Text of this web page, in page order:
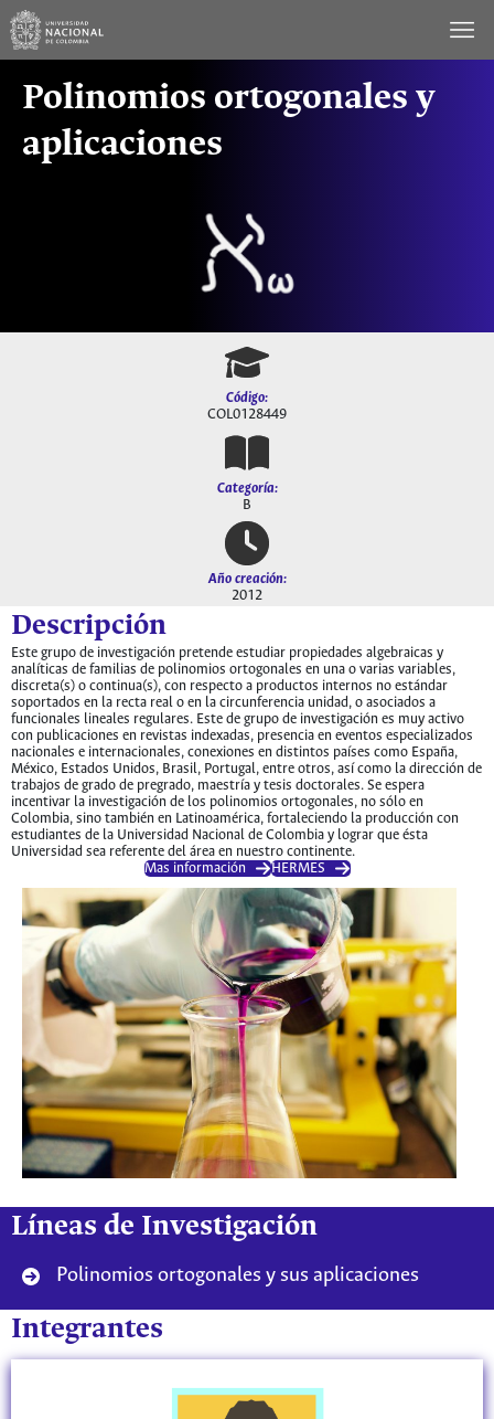
Saltar
contenido
Polinomios ortogonales y
aplicaciones
Código:
COL0128449
Categoría:
B
Año creación:
2012
Descripción
Este grupo de investigación pretende estudiar propiedades algebraicas y
analíticas de familias de polinomios ortogonales en una o varias variables,
discreta(s) o continua(s), con respecto a productos internos no estándar
soportados en la recta real o en la circunferencia unidad, o asociados a
funcionales lineales regulares. Este de grupo de investigación es muy activo
con publicaciones en revistas indexadas, presencia en eventos especializados
nacionales e internacionales, conexiones en distintos países como España,
México, Estados Unidos, Brasil, Portugal, entre otros, así como la dirección de
trabajos de grado de pregrado, maestría y tesis doctorales. Se espera
incentivar la investigación de los polinomios ortogonales, no sólo en
Colombia, sino también en Latinoamérica, fortaleciendo la producción con
estudiantes de la Universidad Nacional de Colombia y lograr que ésta
Universidad sea referente del área en nuestro continente.
Mas información
HERMES
Líneas de Investigación
Polinomios ortogonales y sus aplicaciones
Integrantes